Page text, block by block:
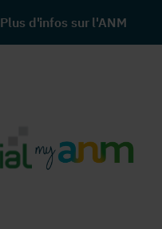
Plus d'infos sur l'ANM